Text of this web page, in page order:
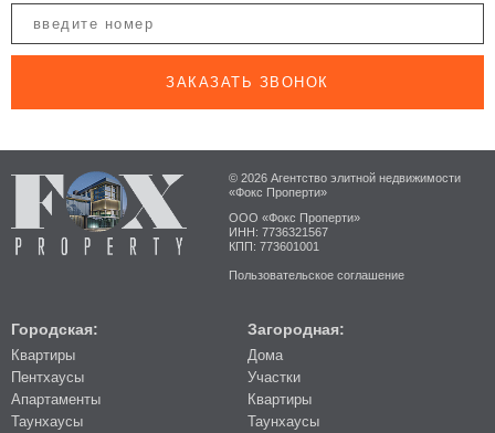
ЗАКАЗАТЬ ЗВОНОК
© 2026 Агентство элитной недвижимости
«Фокс Проперти»
ООО «Фокс Проперти»
ИНН: 7736321567
КПП: 773601001
Пользовательское соглашение
Городская:
Квартиры
Пентхаусы
Апартаменты
Таунхаусы
Загородная:
Дома
Участки
Квартиры
Таунхаусы